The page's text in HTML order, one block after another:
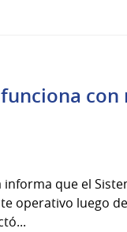
funciona
que el
operativo luego